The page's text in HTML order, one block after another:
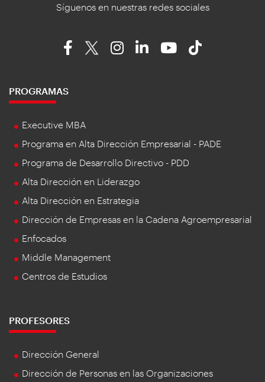
Síguenos en nuestras redes sociales
PROGRAMAS
Executive MBA
Programa en Alta Dirección Empresarial - PADE
Programa de Desarrollo Directivo - PDD
Alta Dirección en Liderazgo
Alta Dirección en Estrategia
Dirección de Empresas en la Cadena Agroempresarial
Enfocados
Middle Management
Centros de Estudios
PROFESORES
Dirección General
Dirección de Personas en las Organizaciones